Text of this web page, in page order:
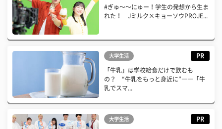
#ぎゅ〜〜にゅー！学生の発想から生ま
れた！ Jミルク×キョーソウPROJE...
大学生活 PR
「牛乳」は学校給食だけで飲むも
の？ “牛乳をもっと身近に”――「牛
乳でスマ...
大学生活 PR